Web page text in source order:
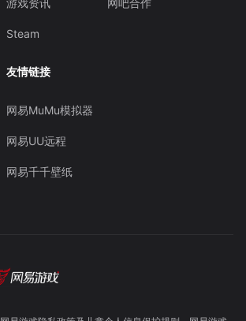
游戏资讯
Steam
网吧合作
友情链接
网易MuMu模拟器
网易UU远程
网易千千壁纸